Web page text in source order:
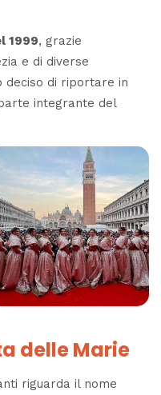
1999, grazie
e di diverse
deciso di riportare in
integrante del
delle Marie
riguarda il nome